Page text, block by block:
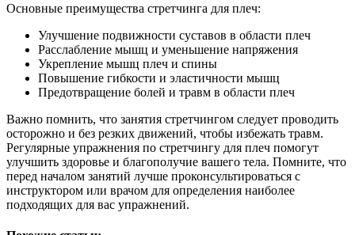
Основные преимущества стретчинга для плеч:
Улучшение подвижности суставов в области плеч
Расслабление мышц и уменьшение напряжения
Укрепление мышц плеч и спины
Повышение гибкости и эластичности мышц
Предотвращение болей и травм в области плеч
Важно помнить, что занятия стретчингом следует проводить
осторожно и без резких движений, чтобы избежать травм.
Регулярные упражнения по стретчингу для плеч помогут
улучшить здоровье и благополучие вашего тела. Помните, что
перед началом занятий лучше проконсультироваться с
инструктором или врачом для определения наиболее
подходящих для вас упражнений.